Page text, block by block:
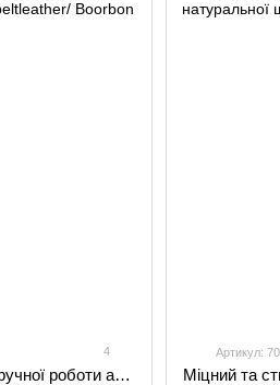
4
Міцний і стильний ремінь ручної роботи арт. 701 Round Form чорного кольору з натуральної ремінної шкіри
Артикул: